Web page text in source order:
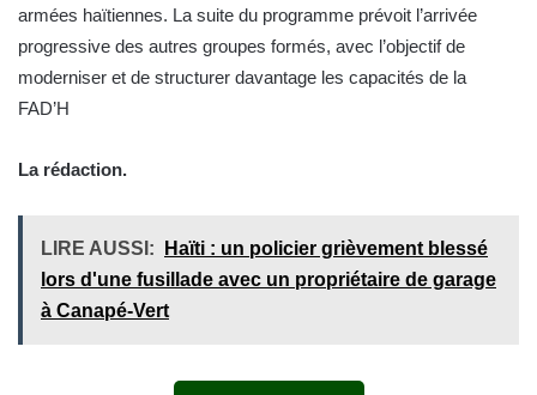
armées haïtiennes. La suite du programme prévoit l’arrivée
progressive des autres groupes formés, avec l’objectif de
moderniser et de structurer davantage les capacités de la
FAD’H
La rédaction.
LIRE AUSSI:
Haïti : un policier grièvement blessé
lors d'une fusillade avec un propriétaire de garage
à Canapé-Vert